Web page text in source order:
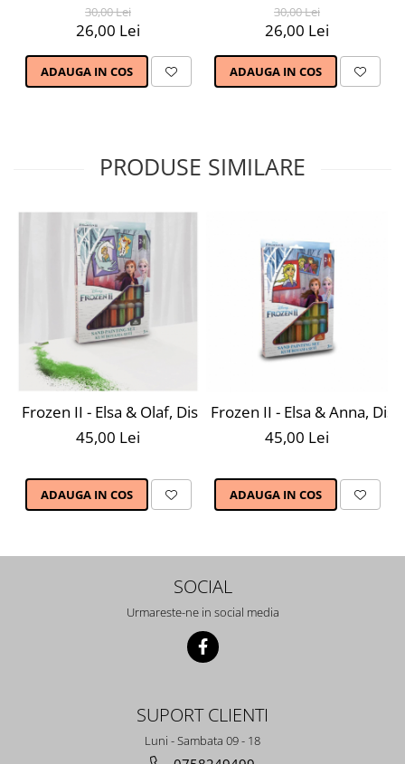
30,00 Lei
26,00 Lei
ADAUGA IN COS
30,00 Lei
26,00 Lei
ADAUGA IN COS
PRODUSE SIMILARE
Frozen II - Elsa & Olaf, Disney, Set creativ pictura cu
45,00 Lei
ADAUGA IN COS
Frozen II - Elsa & Anna,
45,00 Lei
ADAUGA IN COS
SOCIAL
Urmareste-ne in social media
SUPORT CLIENTI
Luni - Sambata 09 - 18